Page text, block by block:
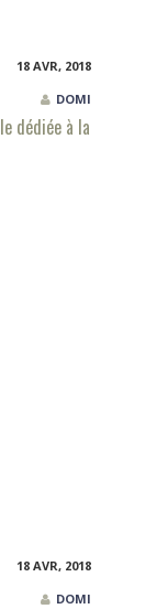
18 AVR, 2018
DOMI
dédiée à la
18 AVR, 2018
DOMI